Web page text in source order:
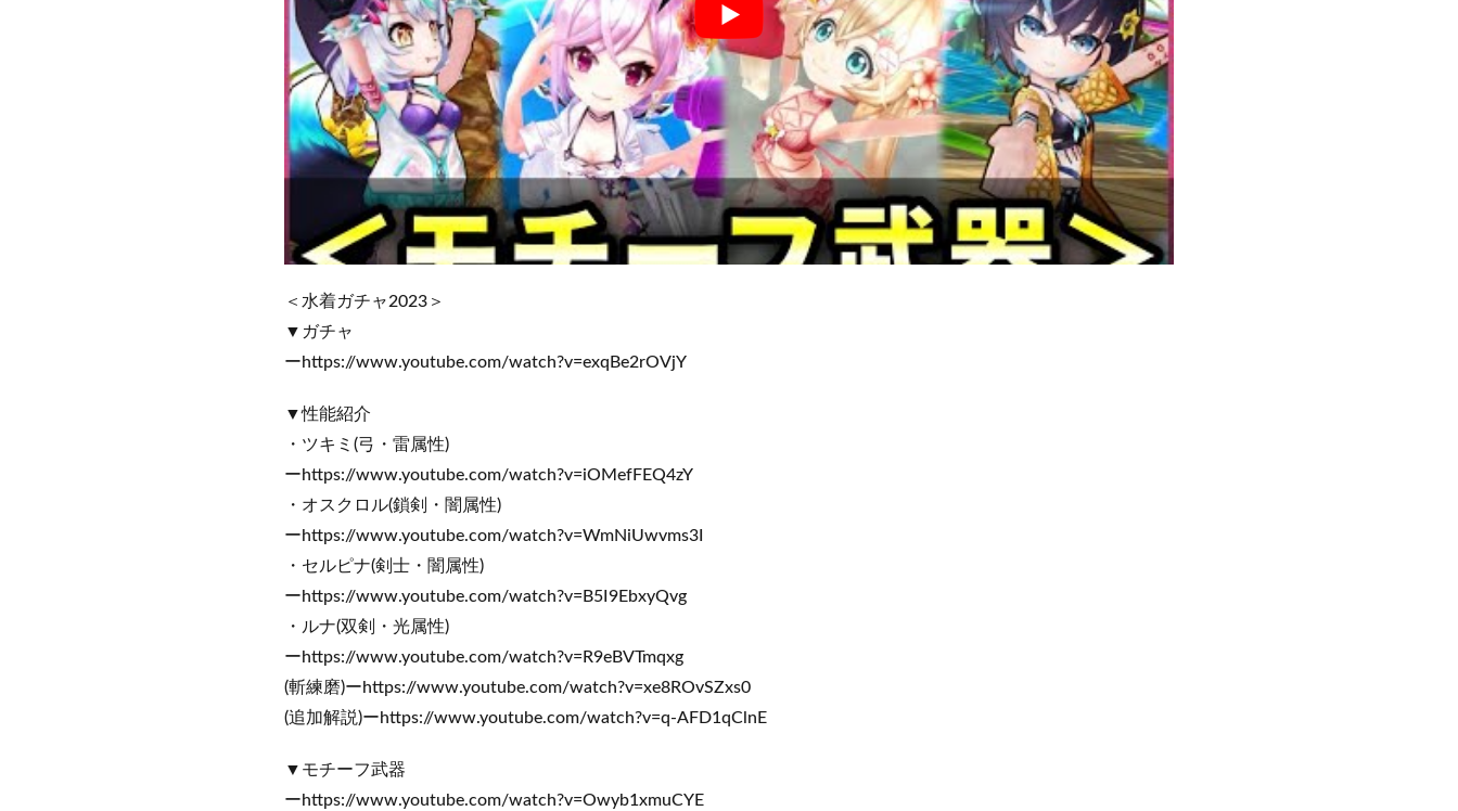
＜水着ガチャ2023＞
▼ガチャ
ーhttps://www.youtube.com/watch?v=exqBe2rOVjY
▼性能紹介
・ツキミ(弓・雷属性)
ーhttps://www.youtube.com/watch?v=iOMefFEQ4zY
・オスクロル(鎖剣・闇属性)
ーhttps://www.youtube.com/watch?v=WmNiUwvms3I
・セルピナ(剣士・闇属性)
ーhttps://www.youtube.com/watch?v=B5I9EbxyQvg
・ルナ(双剣・光属性)
ーhttps://www.youtube.com/watch?v=R9eBVTmqxg
(斬練磨)ーhttps://www.youtube.com/watch?v=xe8ROvSZxs0
(追加解説)ーhttps://www.youtube.com/watch?v=q-AFD1qClnE
▼モチーフ武器
ーhttps://www.youtube.com/watch?v=Owyb1xmuCYE